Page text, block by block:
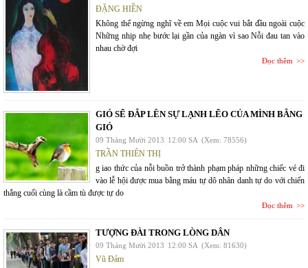
ĐẶNG HIỀN
Không thể ngừng nghĩ về em Mọi cuộc vui bắt đầu ngoài cuộc
Những nhịp nhẹ bước lại gần của ngàn vì sao Nỗi đau tan vào
nhau chờ đợi
Đọc thêm
GIÓ SẼ ĐẮP LÊN SỰ LẠNH LẼO CỦA MÌNH BẰNG
GIÓ
09 Tháng Mười 2013 12:00 SA (Xem: 78556)
TRẦN THIÊN THỊ
g iao thức của nỗi buồn trở thành phạm pháp những chiếc vé đi
vào lễ hội được mua bằng máu tự dô nhân danh tự do với chiến
thắng cuối cùng là cầm tù được tự do
Đọc thêm
TƯỢNG ĐÀI TRONG LÒNG DÂN
09 Tháng Mười 2013 12:00 SA (Xem: 81630)
Vũ Đảm